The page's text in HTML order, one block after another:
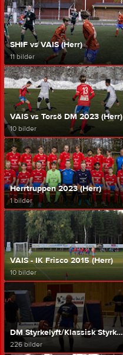
SHIF vs VAIS (Herr)
11 bilder
VAIS vs Torsö DM 2023 (Herr)
10 bilder
Herrtruppen 2023 (Herr)
1 bilder
VAIS - IK Frisco 2015 (Herr)
10 bilder
DM Styrkelyft/Klassisk Styrkelyft 2012 (Styrkelyft)
226 bilder